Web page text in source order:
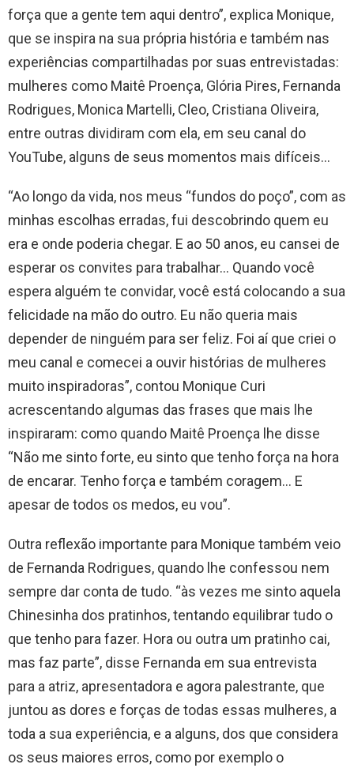
força que a gente tem aqui dentro”, explica Monique,
que se inspira na sua própria história e também nas
experiências compartilhadas por suas entrevistadas:
mulheres como Maitê Proença, Glória Pires, Fernanda
Rodrigues, Monica Martelli, Cleo, Cristiana Oliveira,
entre outras dividiram com ela, em seu canal do
YouTube, alguns de seus momentos mais difíceis…
“Ao longo da vida, nos meus “fundos do poço”, com as
minhas escolhas erradas, fui descobrindo quem eu
era e onde poderia chegar. E ao 50 anos, eu cansei de
esperar os convites para trabalhar… Quando você
espera alguém te convidar, você está colocando a sua
felicidade na mão do outro. Eu não queria mais
depender de ninguém para ser feliz. Foi aí que criei o
meu canal e comecei a ouvir histórias de mulheres
muito inspiradoras”, contou Monique Curi
acrescentando algumas das frases que mais lhe
inspiraram: como quando Maitê Proença lhe disse
“Não me sinto forte, eu sinto que tenho força na hora
de encarar. Tenho força e também coragem… E
apesar de todos os medos, eu vou”.
Outra reflexão importante para Monique também veio
de Fernanda Rodrigues, quando lhe confessou nem
sempre dar conta de tudo. “às vezes me sinto aquela
Chinesinha dos pratinhos, tentando equilibrar tudo o
que tenho para fazer. Hora ou outra um pratinho cai,
mas faz parte”, disse Fernanda em sua entrevista
para a atriz, apresentadora e agora palestrante, que
juntou as dores e forças de todas essas mulheres, a
toda a sua experiência, e a alguns, dos que considera
os seus maiores erros, como por exemplo o